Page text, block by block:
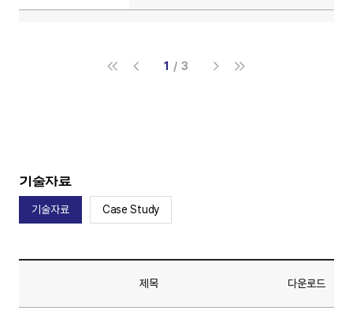
1 3
기술자료
기술자료 Case Study
제목 다운로드